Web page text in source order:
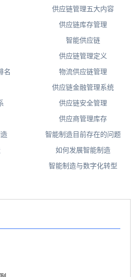
供应链管理五大内容
供应链库存管理
智能供应链
供应链管理定义
名 物流供应链管理
供应链金融管理系统
供应链安全管理
供应商管理库存
智能制造目前存在的问题
如何发展智能制造
智能制造与数字化转型